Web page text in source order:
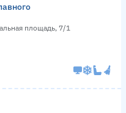
площадь, 7/1